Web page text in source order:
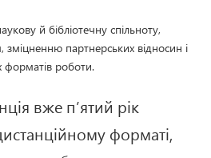
й бібліотечну спільноту,
партнерських відносин і
форматів роботи.
вже п’ятий рік
форматі,